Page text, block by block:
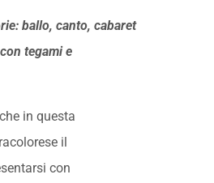
ballo, canto, cabaret
tegami e
in questa
il
con